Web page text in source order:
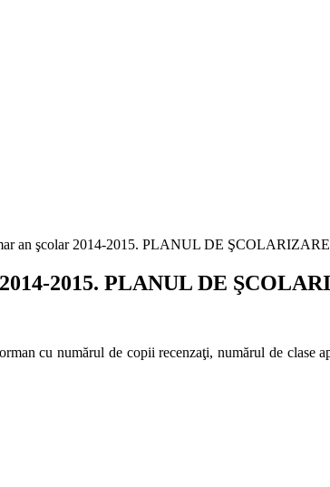
an şcolar 2014-2015. PLANUL DE
2015. PLANUL DE
cu numărul de copii recenzaţi, numărul de clase